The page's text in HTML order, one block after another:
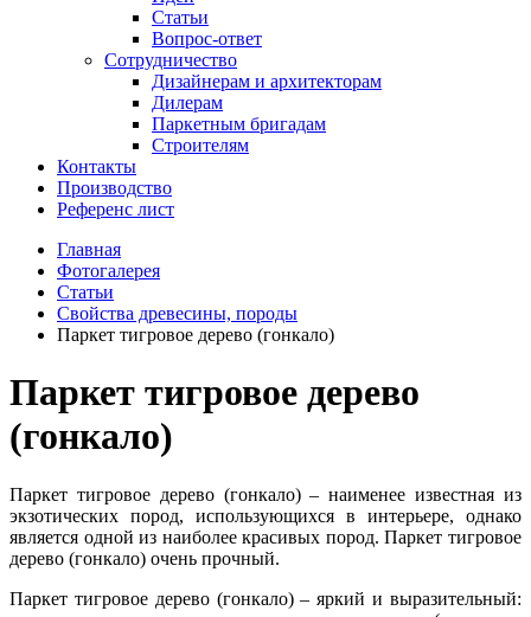
Статьи
Вопрос-ответ
Сотрудничество
Дизайнерам и архитекторам
Дилерам
Паркетным бригадам
Строителям
Контакты
Производство
Референс лист
Главная
Фотогалерея
Статьи
Свойства древесины, породы
Паркет тигровое дерево (гонкало)
Паркет тигровое дерево
(гонкало)
Паркет тигровое дерево (гонкало) – наименее известная из
экзотических пород, использующихся в интерьере, однако
является одной из наиболее красивых пород. Паркет тигровое
дерево (гонкало) очень прочный.
Паркет тигровое дерево (гонкало) – яркий и выразительный: